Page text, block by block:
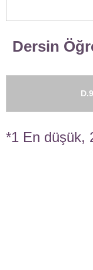
Dersin
*1 En düşük,